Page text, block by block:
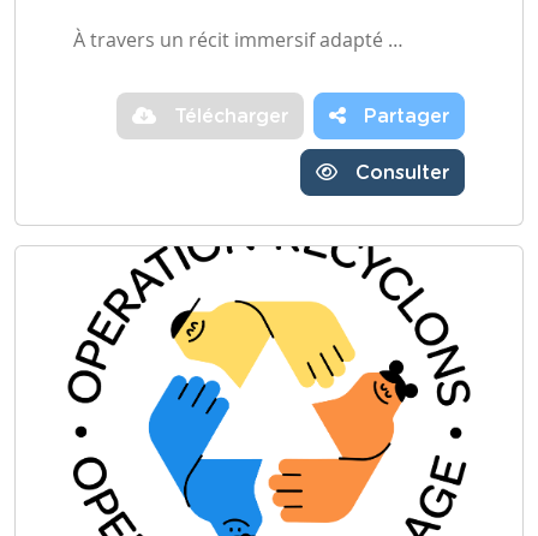
À travers un récit immersif adapté …
Télécharger Partager
Consulter